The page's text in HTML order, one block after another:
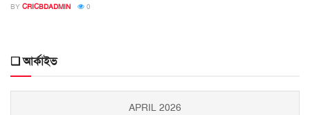
BY CRICBDADMIN 0
❑ আর্কাইভ
APRIL 2026